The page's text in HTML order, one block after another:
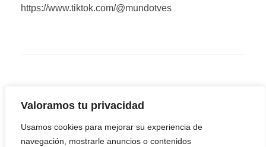
Valoramos tu privacidad
Usamos cookies para mejorar su experiencia de
navegación, mostrarle anuncios o contenidos
https://www.tiktok.com/@mundotves